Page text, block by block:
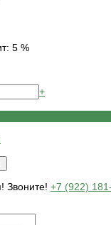
5 %
+
Звоните! +7 (922)